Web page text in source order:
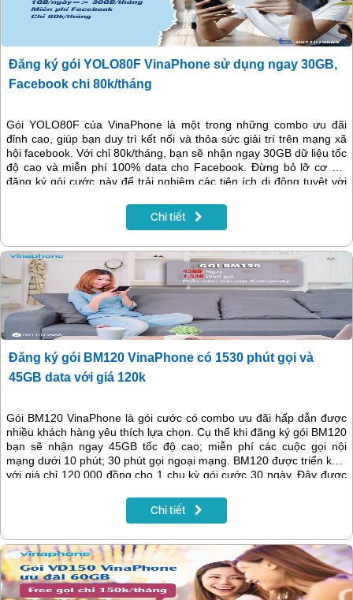
Đăng ký gói YOLO80F VinaPhone sử dụng ngay 30GB,
Facebook chi 80k/tháng
Gói YOLO80F của VinaPhone là một trong những combo ưu đãi
đỉnh cao, giúp bạn duy trì kết nối và thỏa sức giải trí trên mạng xã
hội facebook. Với chỉ 80k/tháng, bạn sẽ nhận ngay 30GB dữ liệu tốc
độ cao và miễn phí 100% data cho Facebook. Đừng bỏ lỡ cơ hội
đăng ký gói cước này để trải nghiệm các tiện ích di động tuyệt vời
dẫn trong bài viết dưới đây!
Chi tiết
Đăng ký gói BM120 VinaPhone có 1530 phút gọi và
45GB data với giá 120k
Gói BM120 VinaPhone là gói cước có combo ưu đãi hấp dẫn được
nhiều khách hàng yêu thích lựa chọn. Cụ thể khi đăng ký gói BM120
bạn sẽ nhận ngay 45GB tốc độ cao; miễn phí các cuộc gọi nội
mạng dưới 10 phút; 30 phút gọi ngoại mạng. BM120 được triển khai
với giá chỉ 120.000 đồng cho 1 chu kỳ gói cước 30 ngày. Đây được
nhiều nhất đáp ứng đủ nhu cầu truy cập học tập, làm việc.
Chi tiết